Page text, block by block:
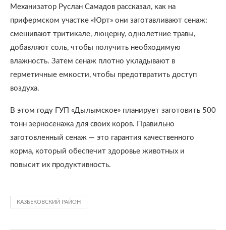
Механизатор Руслан Самадов рассказал, как на
прифермском участке «Юрт» они заготавливают сенаж:
смешивают тритикале, люцерну, однолетние травы,
добавляют соль, чтобы получить необходимую
влажность. Затем сенаж плотно укладывают в
герметичные емкости, чтобы предотвратить доступ
воздуха.
В этом году ГУП «Дылымское» планирует заготовить 500
тонн зерносенажа для своих коров. Правильно
заготовленный сенаж — это гарантия качественного
корма, который обеспечит здоровье животных и
повысит их продуктивность.
КАЗБЕКОВСКИЙ РАЙОН